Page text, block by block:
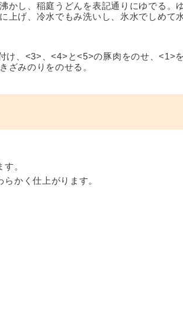
かし、稲庭うどんを表記通りにゆでる。
上げ、冷水でもみ洗いし、氷水でしめて
け、<3>、<4>と<5>の豚肉をのせ、<1>
ざみのりをのせる。
。
かく仕上がります。